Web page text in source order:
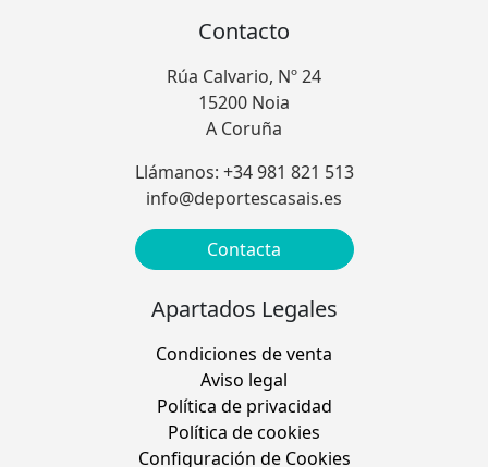
Contacto
Rúa Calvario, Nº 24
15200 Noia
A Coruña
Llámanos: +34 981 821 513
info@deportescasais.es
Contacta
Apartados Legales
Condiciones de venta
Aviso legal
Política de privacidad
Política de cookies
Configuración de Cookies